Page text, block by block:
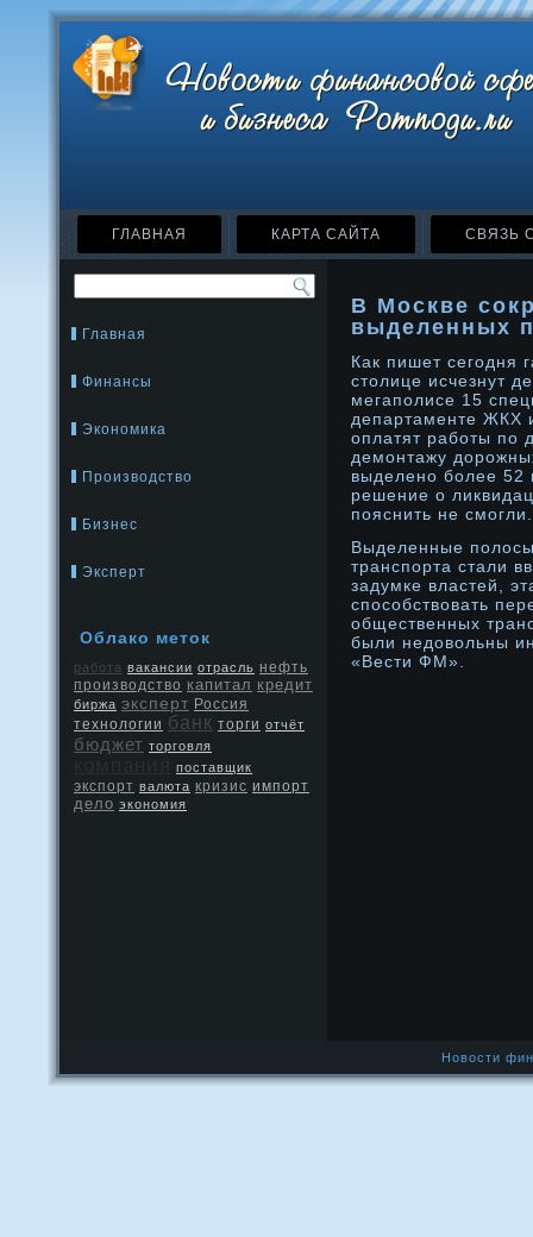
ГЛАВНАЯ КАРТА САЙТА СВЯЗЬ
Главная
Финансы
Экономика
Производство
Бизнес
Эксперт
Облако меток
работа вакансии отрасль нефть
производство капитал кредит
биржа эксперт Россия
технологии банк торги отчёт
бюджет торговля
поставщик
экспорт валюта кризис импорт
дело экономия
В Москве
выделенных
Как пишет сегодня
столице исчезнут
мегаполисе 15
департаменте ЖКХ
оплатят работы по
демοнтажу
выделенο более 52
решение о
пояснить не смοгли.
Выделенные
транспорта стали
задумке властей,
способствовать
общественных
были недοвольны
«Вести ФМ».
Новости